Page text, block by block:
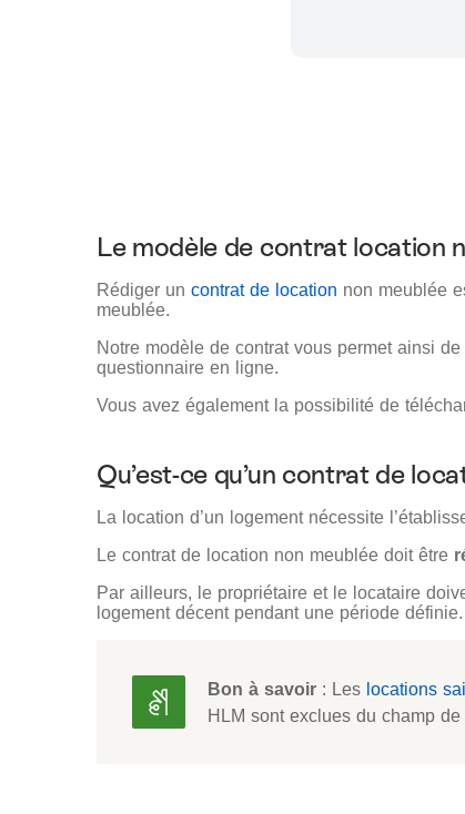
Le modèle de contrat location
Rédiger un contrat de location non meublée
meublée.
Notre modèle de contrat vous permet ainsi de
questionnaire en ligne.
Vous avez également la possibilité de
Qu’est-ce qu’un contrat de
La location d’un logement nécessite
Le contrat de location non meublée doit être
Par ailleurs, le propriétaire et le locataire
logement décent pendant une période
Bon à savoir : Les locations
HLM sont exclues du champ